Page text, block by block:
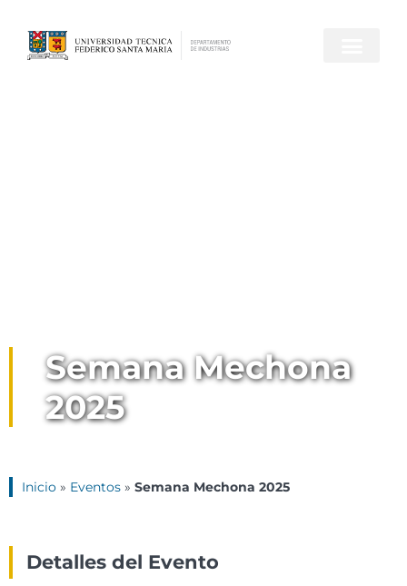
Semana Mechona
2025
Inicio » Eventos » Semana Mechona 2025
Detalles del Evento